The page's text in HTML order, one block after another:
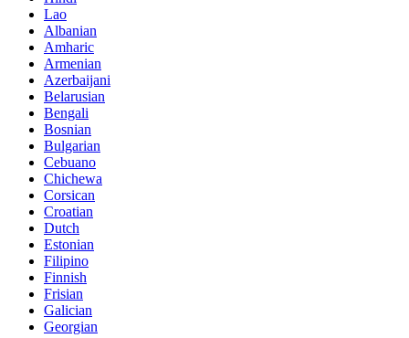
Lao
Albanian
Amharic
Armenian
Azerbaijani
Belarusian
Bengali
Bosnian
Bulgarian
Cebuano
Chichewa
Corsican
Croatian
Dutch
Estonian
Filipino
Finnish
Frisian
Galician
Georgian